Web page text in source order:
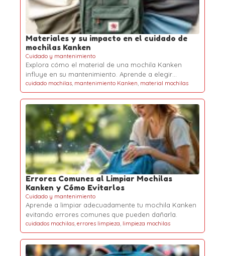
Materiales y su impacto en el cuidado de
mochilas Kanken
Cuidado y mantenimiento
Explora cómo el material de una mochila Kanken
influye en su mantenimiento. Aprende a elegir…
cuidado mochilas, mantenimiento Kanken, material mochilas
Errores Comunes al Limpiar Mochilas
Kanken y Cómo Evitarlos
Cuidado y mantenimiento
Aprende a limpiar adecuadamente tu mochila Kanken
evitando errores comunes que pueden dañarla.
cuidados mochilas, errores limpieza, limpieza mochilas